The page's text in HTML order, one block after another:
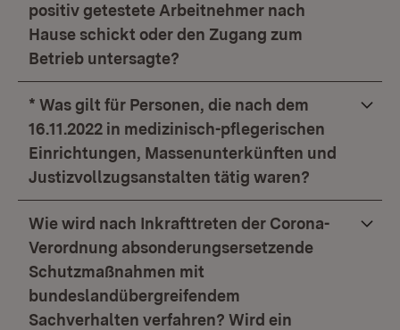
positiv getestete Arbeitnehmer nach
Hause schickt oder den Zugang zum
Betrieb untersagte?
* Was gilt für Personen, die nach dem
16.11.2022 in medizinisch-pflegerischen
Einrichtungen, Massenunterkünften und
Justizvollzugsanstalten tätig waren?
Wie wird nach Inkrafttreten der Corona-
Verordnung absonderungsersetzende
Schutzmaßnahmen mit
bundeslandübergreifendem
Sachverhalten verfahren? Wird ein